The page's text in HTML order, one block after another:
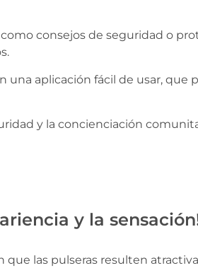
consejos de seguridad o
una aplicación fácil de usar,
y la concienciación
y la
las pulseras resulten